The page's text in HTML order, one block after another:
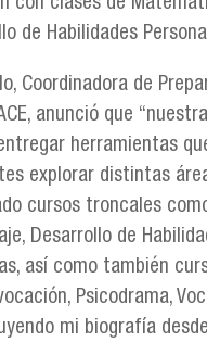
de Habilidades
Coordinadora de
anunció que
herramientas
explorar distintas
cursos troncales
Desarrollo de
así como también
Psicodrama,
mi biografía